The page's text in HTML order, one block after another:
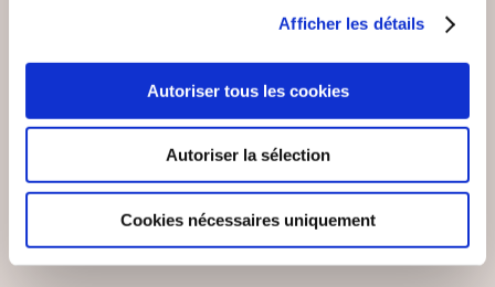
Afficher les détails
Autoriser tous les cookies
Autoriser la sélection
Cookies nécessaires uniquement